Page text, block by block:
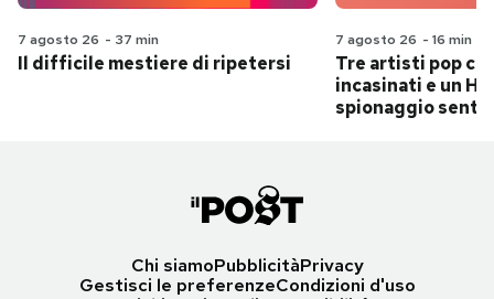
7 agosto 26 - 37 min
Il difficile mestiere di ripetersi
7 agosto 26 - 16 min
Tre artisti pop
incasinati e un
spionaggio
Chi siamoPubblicitàPrivacy
Gestisci le preferenzeCondizioni d'uso